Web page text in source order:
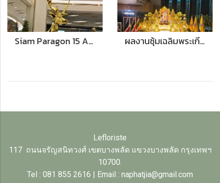
Siam Paragon 15 Aniversary ผลงานซุ้มเฉลิมพระเกียรติพระบรมวงศานุวงศ์ ณ ห้างสรรพสินค้า ICON SIAM
Lefloriste
117 ถนนจรัญสนิทวงศ์ เขตบางพลัด แขวงบางพลัด กรุงเทพฯ
10700.
Tel : 081 855 2616 | Email : naphatjia@gmail.com